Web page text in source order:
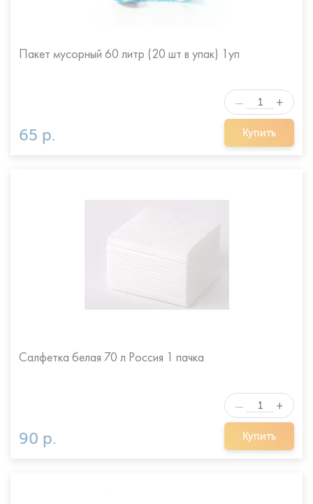
Пакет мусорный 60 литр (20 шт в упак) 1уп
65 р. Купить
— +
Салфетка белая 70 л Россия 1 пачка
90 р. Купить
— +